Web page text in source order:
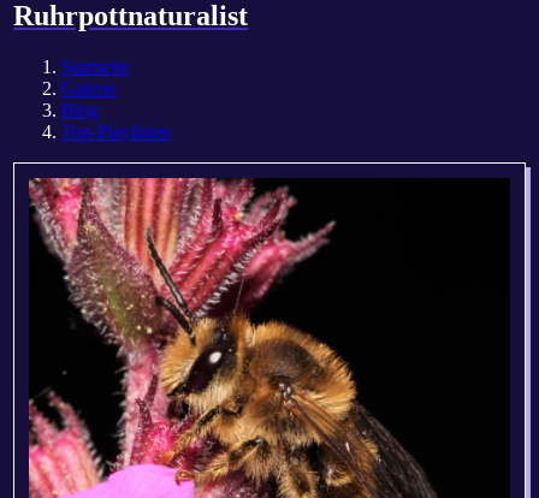
Ruhrpottnaturalist
Startseite
Galerie
Blog
Top-Playlisten